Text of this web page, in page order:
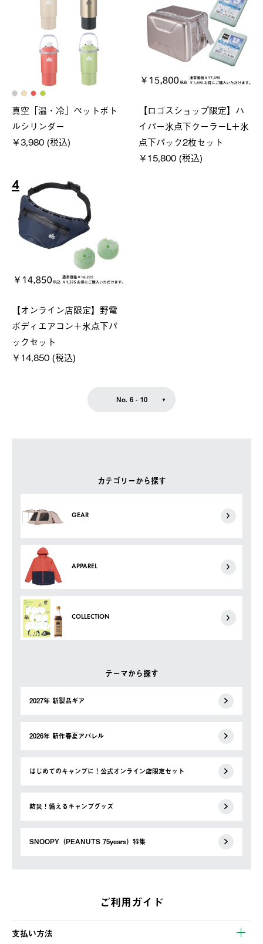
カテゴリーから探す
GEAR
APPAREL
COLLECTION
テーマから探す
2027年 新製品ギア
2026年 新作春夏アパレル
はじめてのキャンプに！公式オンライン店限定セット
防災！備えるキャンプグッズ
SNOOPY（PEANUTS 75years）特集
真空「温・冷」ペットボト
ルシリンダー
￥3,980 (税込)
【ロゴスショップ限定】ハ
イパー氷点下クーラーL＋氷
点下パック2枚セット
￥15,800 (税込)
4
【オンライン店限定】野電
ボディエアコン＋氷点下パ
ックセット
￥14,850 (税込)
No. 6 - 10
ご利用ガイド
支払い方法